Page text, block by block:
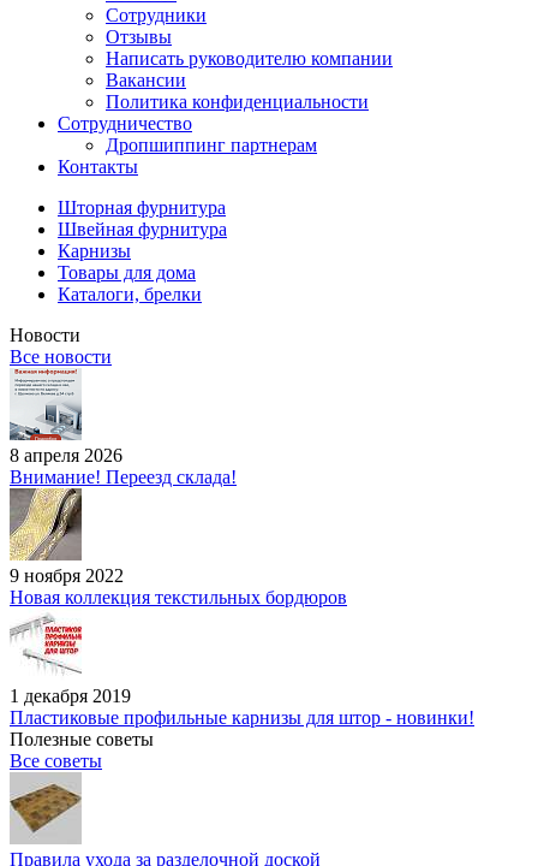
Сотрудники
Отзывы
Написать руководителю компании
Вакансии
Политика конфиденциальности
Сотрудничество
Дропшиппинг партнерам
Контакты
Шторная фурнитура
Швейная фурнитура
Карнизы
Товары для дома
Каталоги, брелки
Новости
Все новости
8 апреля 2026
Внимание! Переезд склада!
9 ноября 2022
Новая коллекция текстильных бордюров
1 декабря 2019
Пластиковые профильные карнизы для штор - новинки!
Полезные советы
Все советы
Правила ухода за разделочной доской